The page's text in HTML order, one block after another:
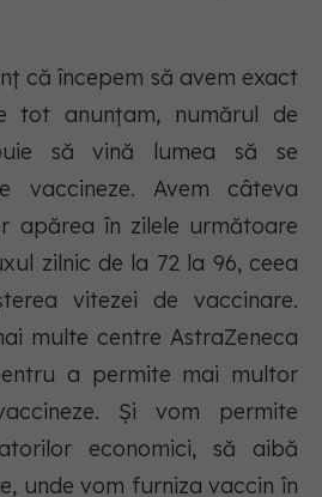
că începem să avem exact
tot anunţam, numărul de
să vină lumea să se
vaccineze. Avem câteva
apărea în zilele următoare
zilnic de la 72 la 96, ceea
vitezei de vaccinare.
multe centre AstraZeneca
a permite mai multor
Şi vom permite
economici, să aibă
unde vom furniza vaccin în